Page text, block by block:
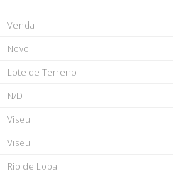
Venda
Novo
Lote de Terreno
N/D
Viseu
Viseu
Rio de Loba